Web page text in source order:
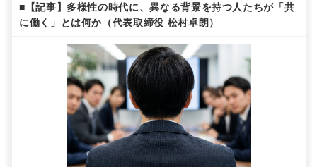
■【記事】多様性の時代に、異なる背景を持つ人たちが「共
に働く」とは何か（代表取締役 松村卓朗）